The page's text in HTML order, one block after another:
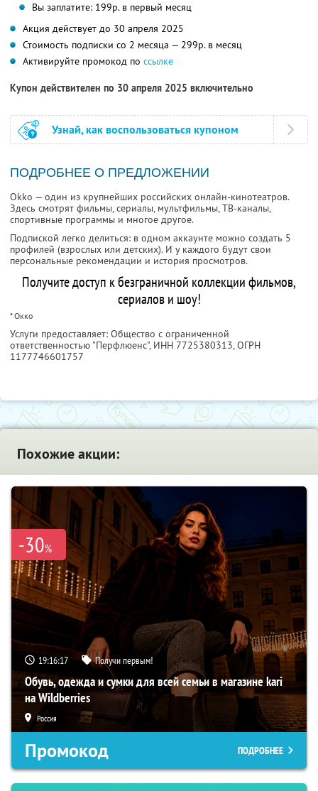
Вы заплатите: 199р. в первый месяц
Акция действует до 30 апреля 2025
Стоимость подписки со 2 месяца — 299р. в месяц
Активируйте промокод по ссылке
Купон действителен по 30 апреля 2025 включительно
Узнай, как воспользоваться купоном
ПОДРОБНЕЕ О ПРЕДЛОЖЕНИИ
Okko — один из крупнейших российских онлайн-кинотеатров.
Здесь смотрят фильмы, сериалы, мультфильмы, ТВ-каналы,
спортивные программы и многое другое.
Подпиской легко делиться: в одном аккаунте можно создать 5
профилей (взрослых или детских). И у каждого будут свои
персональные рекомендации и история просмотров.
Получите доступ к безграничной коллекции фильмов,
сериалов и шоу!
* Окко
Услуги предоставляет: Общество с ограниченной
ответственностью "Перфлюенс", ИНН 7725380313, ОГРН
1177746601757
Похожие акции:
-30%
19:16:16 Получи первым!
Обувь, одежда и сумки для всей семьи в магазине kari
на Wildberries
Россия
Промокод ПОДРОБНЕЕ